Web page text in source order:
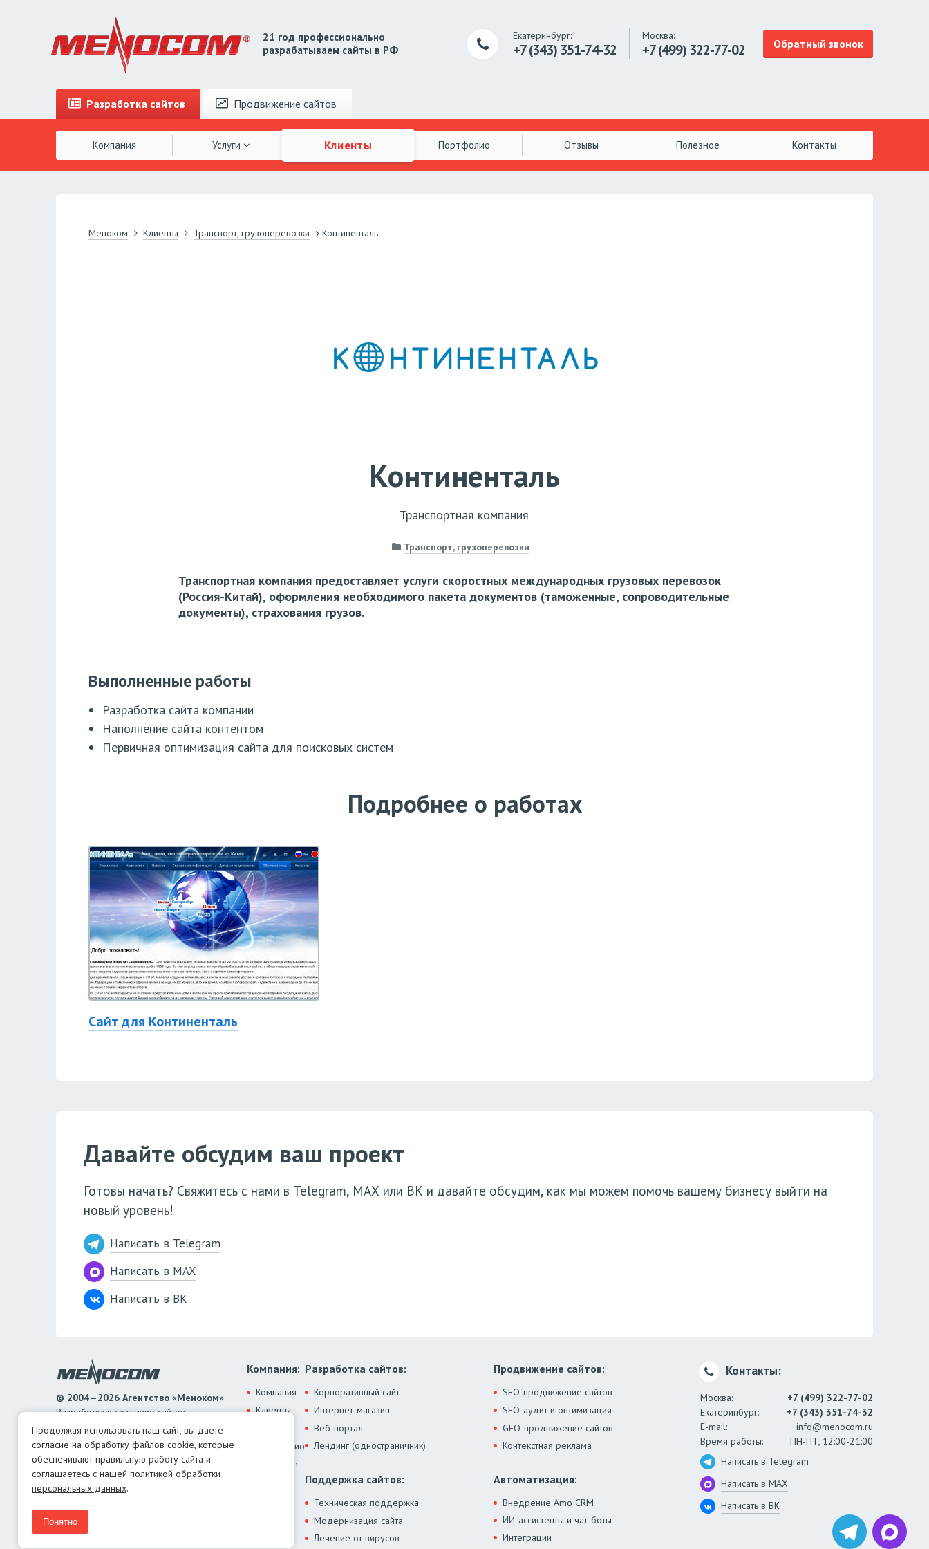
21 год профессионально
разрабатываем сайты в РФ
Екатеринбург:
+7 (343) 351-74-32
Москва:
+7 (499) 322-77-02 Обратный звонок
Разработка сайтов Продвижениесайтов
Компания Услуги Клиенты Портфолио Отзывы Полезное Контакты
Меноком Клиенты Транспорт, грузоперевозки Континенталь
Континенталь
Транспортная компания
Транспорт, грузоперевозки
Транспортная компания предоставляет услуги скоростных международных грузовых перевозок
(Россия-Китай), оформления необходимого пакета документов (таможенные, сопроводительные
документы), страхования грузов.
Выполненные работы
Разработка сайта компании
Наполнение сайта контентом
Первичная оптимизация сайта для поисковых систем
Подробнее о работах
Сайт для Континенталь
Давайте обсудим ваш проект
Готовы начать? Свяжитесь с нами в Telegram, МАХ или ВК и давайте обсудим, как мы можем помочь вашему бизнесу выйти на
новый уровень!
Написать в Telegram
Написать в MAX
Написать в ВК
© 2004—2026 Агентство «Меноком»
Разработка и создание сайтов
ООО «Меноком»
ИНН: 1069674081872
КПП: 667401001
ОГРН: 1069674081872
Политика обработки Cookies
Компания:
Компания
Клиенты
Портфолио
Полезное
Разработка сайтов:
Корпоративный сайт
Интернет-магазин
Веб-портал
Лендинг (одностраничник)
Продвижение сайтов:
SEO-продвижение сайтов
SEO-аудит и оптимизация
GEO-продвижение сайтов
Контекстная реклама
Поддержка сайтов:
Техническая поддержка
Модернизация сайта
Лечение от вирусов
Автоматизация:
Внедрение Amo CRM
ИИ-ассистенты и чат-боты
Интеграции
Контакты:
Москва:
+7 (499) 322-77-02
Екатеринбург:
+7 (343) 351-74-32
E-mail:
info@menocom.ru
Время работы:
ПН-ПТ, 12:00-21:00
Написать в Telegram
Написать в MAX
Написать в ВК
Продолжая использовать наш сайт, вы даете
согласие на обработку файлов cookie, которые
обеспечивают правильную работу сайта и
соглашаетесь с нашей политикой обработки
персональных данных.
Понятно